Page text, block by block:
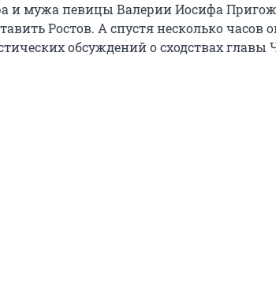
и мужа певицы Валерии Иосифа
Ростов. А спустя несколько часов
обсуждений о сходствах главы